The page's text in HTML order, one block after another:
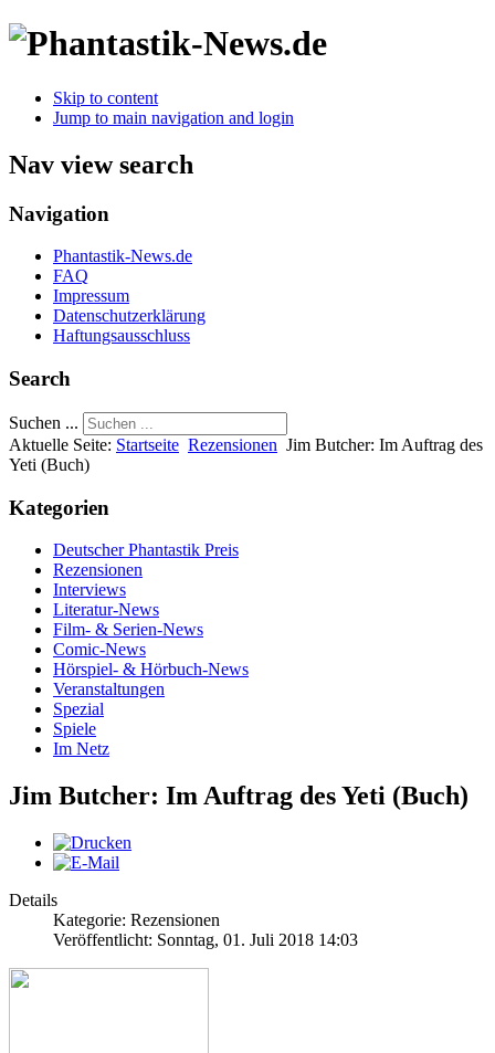
Skip to content
Jump to main navigation and login
Nav view search
Navigation
Phantastik-News.de
FAQ
Impressum
Datenschutzerklärung
Haftungsausschluss
Search
Suchen ...
Aktuelle Seite: Startseite Rezensionen Jim Butcher: Im Auftrag des
Yeti (Buch)
Kategorien
Deutscher Phantastik Preis
Rezensionen
Interviews
Literatur-News
Film- & Serien-News
Comic-News
Hörspiel- & Hörbuch-News
Veranstaltungen
Spezial
Spiele
Im Netz
Jim Butcher: Im Auftrag des Yeti (Buch)
Details
Kategorie: Rezensionen
Veröffentlicht: Sonntag, 01. Juli 2018 14:03